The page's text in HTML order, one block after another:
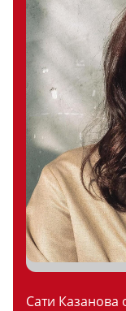
Сати Казанова